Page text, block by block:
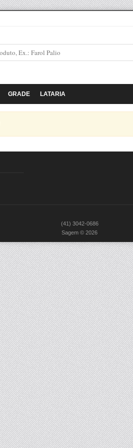
GRADE LATARIA
(41) 3042-0686
Sagem © 2026